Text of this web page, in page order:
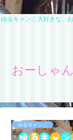
" />
ゆるキャン△大好きな、
おーしゃ
ゆるキャン△